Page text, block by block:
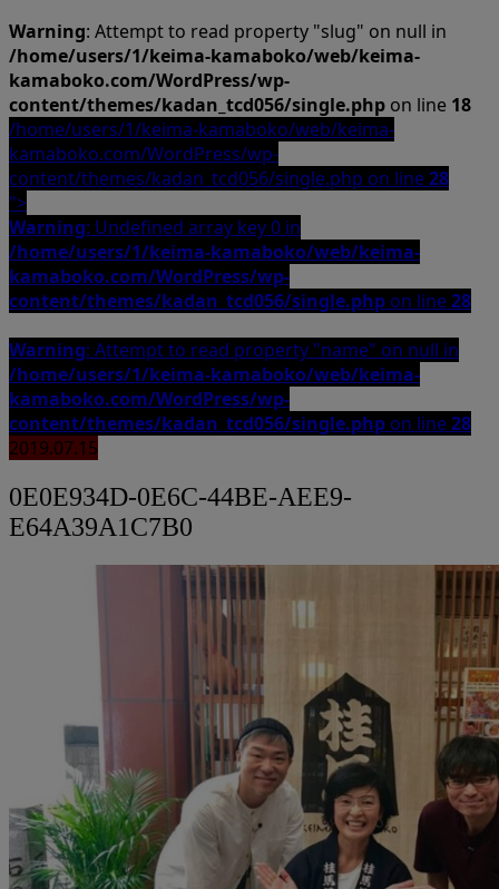
Warning: Attempt to read property "slug" on null in
/home/users/1/keima-kamaboko/web/keima-
kamaboko.com/WordPress/wp-
content/themes/kadan_tcd056/single.php on line 18
/home/users/1/keima-kamaboko/web/keima-
kamaboko.com/WordPress/wp-
content/themes/kadan_tcd056/single.php on line28
">
Warning: Undefined array key 0 in
/home/users/1/keima-kamaboko/web/keima-
kamaboko.com/WordPress/wp-
content/themes/kadan_tcd056/single.php on line28
Warning: Attempt to read property "name" on null in
/home/users/1/keima-kamaboko/web/keima-
kamaboko.com/WordPress/wp-
content/themes/kadan_tcd056/single.php on line28
2019.07.15
0E0E934D-0E6C-44BE-AEE9-
E64A39A1C7B0